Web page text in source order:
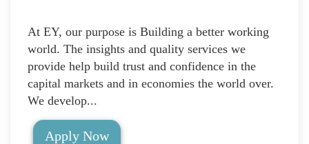
At EY, our purpose is Building a better working
world. The insights and quality services we
provide help build trust and confidence in the
capital markets and in economies the world over.
We develop...
Apply Now